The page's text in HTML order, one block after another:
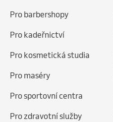
Pro barbershopy
Pro kadeřnictví
Pro kosmetická studia
Pro maséry
Pro sportovní centra
Pro zdravotní služby